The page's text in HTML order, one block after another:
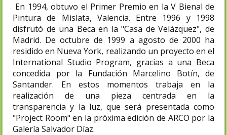
En 1994, obtuvo el Primer Premio en la V Bienal de
Pintura de Mislata, Valencia. Entre 1996 y 1998
disfrutó de una Beca en la "Casa de Velázquez", de
Madrid. De octubre de 1999 a agosto de 2000 ha
residido en Nueva York, realizando un proyecto en el
International Studio Program, gracias a una Beca
concedida por la Fundación Marcelino Botín, de
Santander. En estos momentos trabaja en la
realización de una pieza centrada en la
transparencia y la luz, que será presentada como
"Project Room" en la próxima edición de ARCO por la
Galería Salvador Díaz.